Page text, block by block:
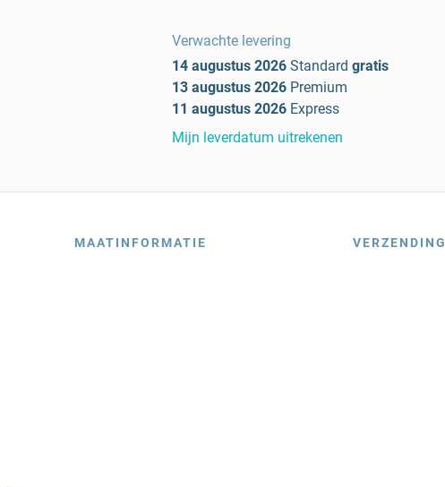
Verwachte levering
14 augustus 2026 Standard gratis
13 augustus 2026 Premium
11 augustus 2026 Express
Mijn leverdatum uitrekenen
MAATINFORMATIE VERZENDING